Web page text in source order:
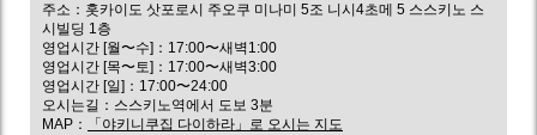
주소：홋카이도 삿포로시 주오쿠 미나미 5조 니시4초메 5 스스키노 스
시빌딩 1층
영업시간 [월〜수]：17:00〜새벽1:00
영업시간 [목〜토]：17:00〜새벽3:00
영업시간 [일]：17:00〜24:00
오시는길：스스키노역에서 도보 3분
MAP：
「야키니쿠집 다이하라」로 오시는 지도